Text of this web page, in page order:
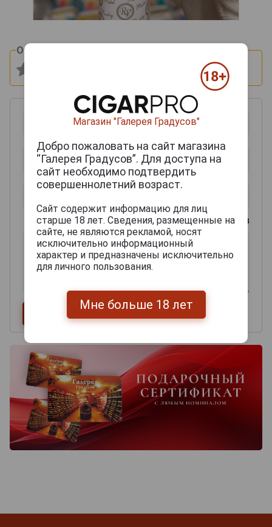
Оцените и напишите отзыв:
0из 2000 знаков
Магазин "Галерея Градусов"
Добро пожаловать на сайт магазина
“Галерея Градусов”. Для доступа на
сайт необходимо подтвердить
совершеннолетний возраст.
Сайт содержит информацию для лиц
старше 18 лет. Сведения, размещенные на
сайте, не являются рекламой, носят
исключительно информационный
характер и предназначены исключительно
для личного пользования.
Мне больше 18 лет